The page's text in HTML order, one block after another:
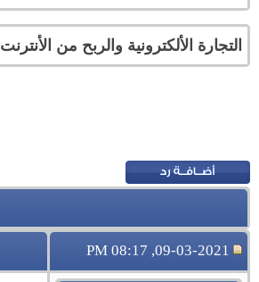
التجارة الألكترونية والربح من الأنترنت
09-03-2021, 08:17 PM